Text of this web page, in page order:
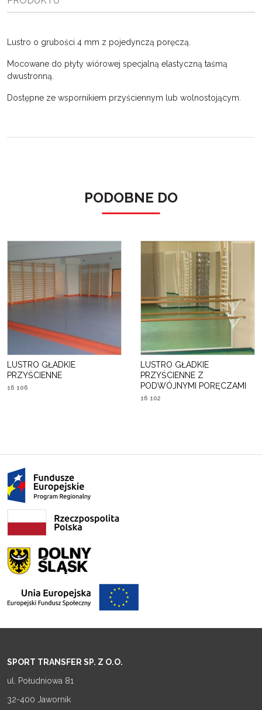
Lustro o grubości 4 mm z pojedynczą poręczą.
Mocowane do płyty wiórowej specjalną elastyczną taśmą
dwustronną.
Dostępne ze wspornikiem przyściennym lub wolnostojącym.
PODOBNE DO
LUSTRO GŁADKIE
PRZYŚCIENNE
16 106
LUSTRO GŁADKIE
PRZYŚCIENNE Z
PODWÓJNYMI PORĘCZAMI
16 102
SPORT TRANSFER SP. Z O.O.
ul. Południowa 81
32-400 Jawornik